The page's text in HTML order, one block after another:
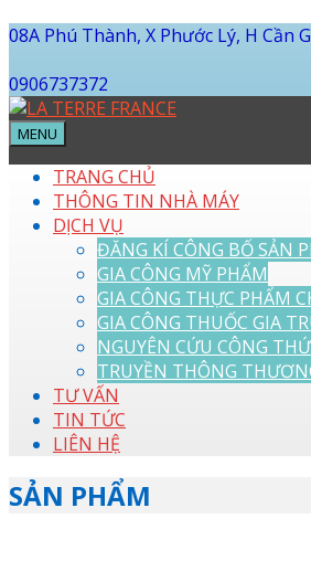
08A Phú Thành, X Phước Lý, H Cần
0906737372
MENU
TRANG CHỦ
THÔNG TIN NHÀ MÁY
DỊCH VỤ
ĐĂNG KÍ CÔNG BỐ SẢN
GIA CÔNG MỸ PHẨM
GIA CÔNG THỰC PHẨM
GIA CÔNG THUỐC GIA
NGUYÊN CỨU CÔNG
TRUYỀN THÔNG
TƯ VẤN
TIN TỨC
LIÊN HỆ
SẢN PHẨM